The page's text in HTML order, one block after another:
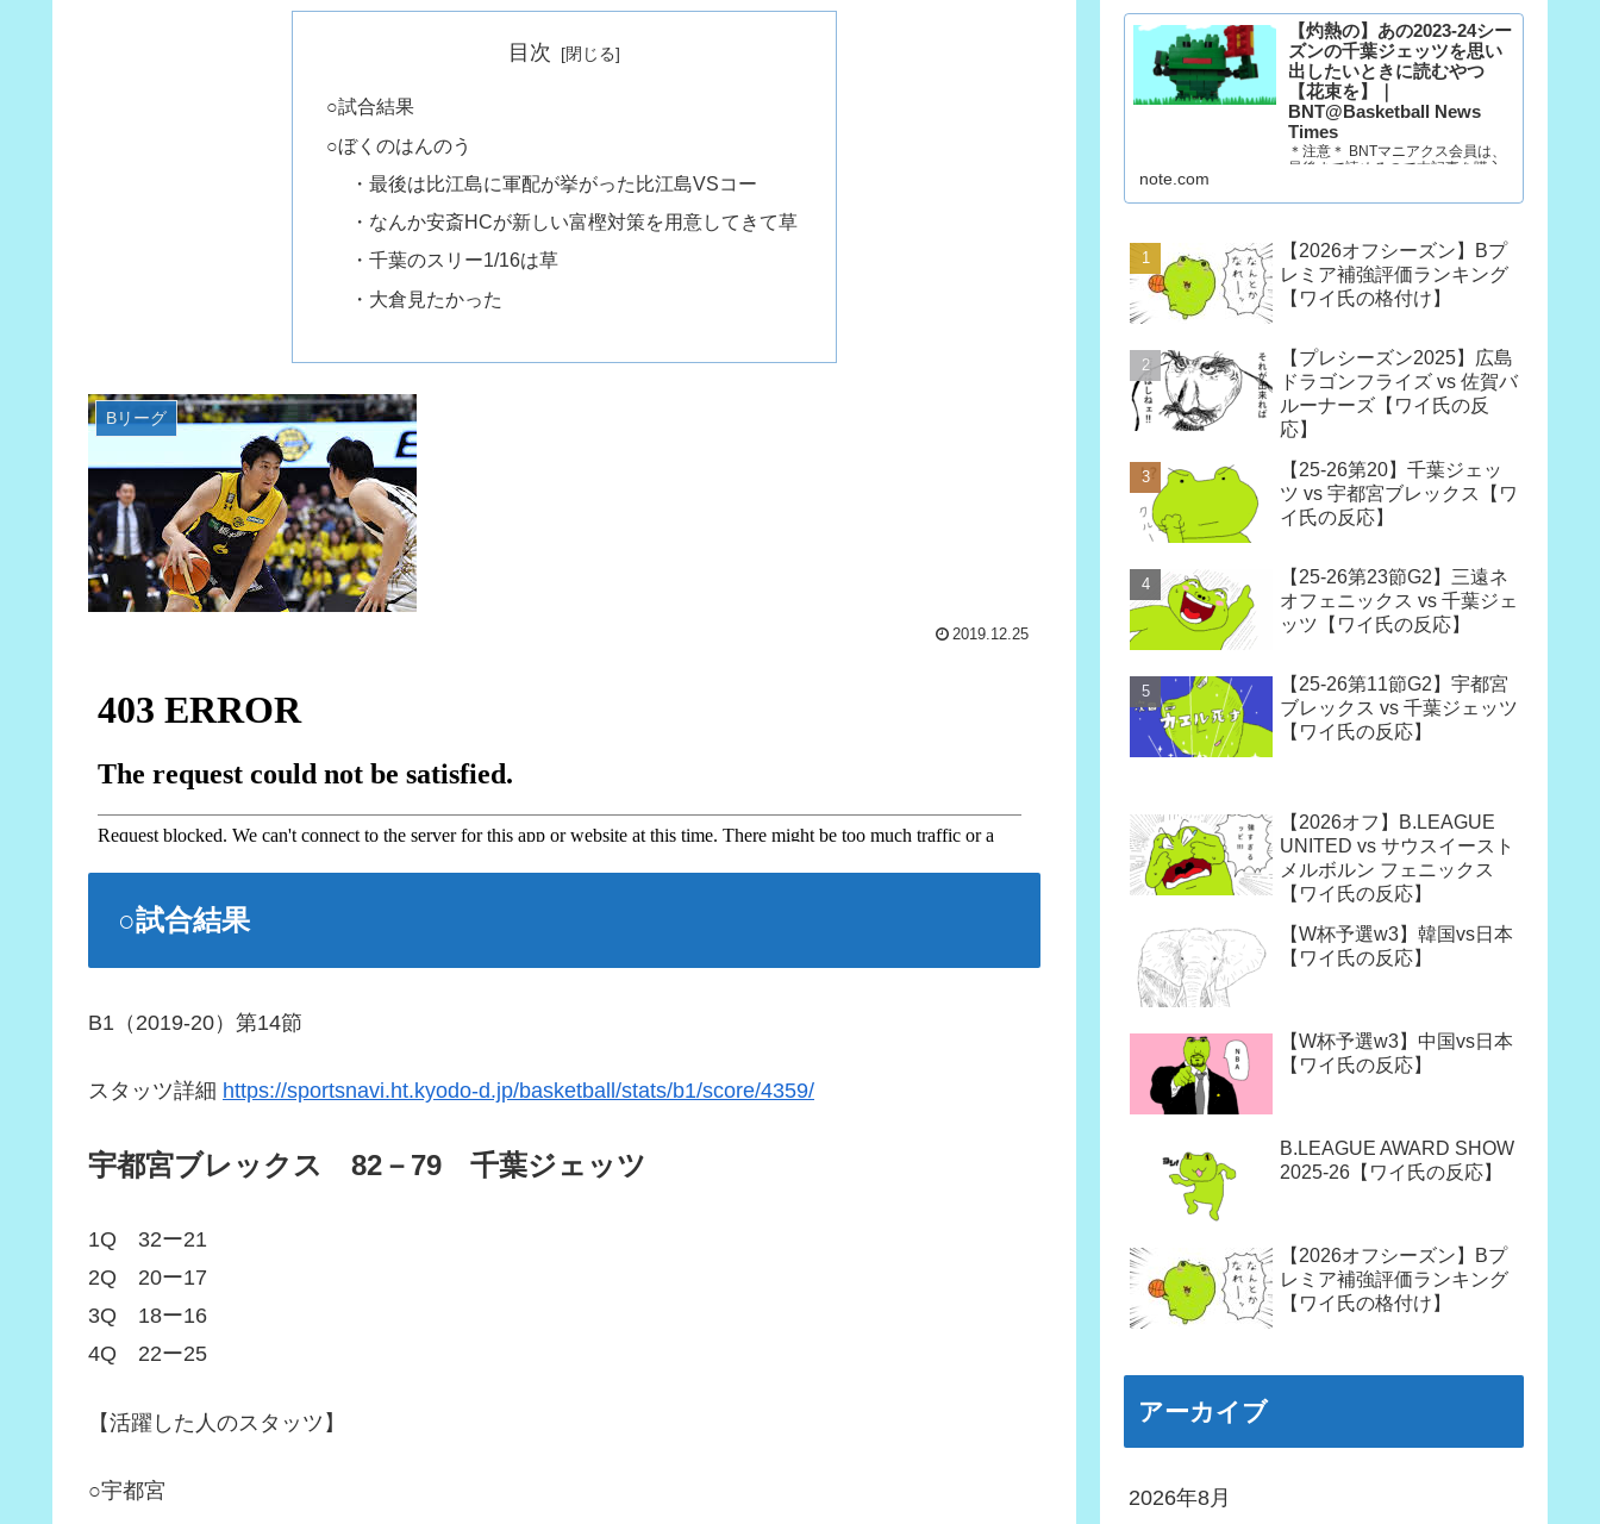
目次
○試合結果
○ぼくのはんのう
・最後は比江島に軍配が挙がった比江島VSコー
・なんか安斎HCが新しい富樫対策を用意してきて草
・千葉のスリー1/16は草
・大倉見たかった
Bリーグ
2019.12.25
○試合結果
B1（2019-20）第14節
スタッツ詳細 https://sportsnavi.ht.kyodo-d.jp/basketball/stats/b1/score/4359/
宇都宮ブレックス 82－79 千葉ジェッツ
1Q 32ー21
2Q 20ー17
3Q 18ー16
4Q 22ー25
【活躍した人のスタッツ】
○宇都宮
【灼熱の】あの2023-24シー
ズンの千葉ジェッツを思い
出したいときに読むやつ
【花束を】｜
BNT@Basketball News
Times
＊注意＊ BNTマニアクス会員は、
最後まで読めるので本記事を購入
ス会員以外の方で、「この記事だ
れば、今月だけマニアクス会員に
なった方が390円安いです。
（訳：石油王は3部買っていけ）
10年後も千葉…
note.com
【2026オフシーズン】Bプ
レミア補強評価ランキング
【ワイ氏の格付け】
【プレシーズン2025】広島
ドラゴンフライズ vs 佐賀バ
ルーナーズ【ワイ氏の反
応】
【25-26第20】千葉ジェッ
ツ vs 宇都宮ブレックス【ワ
イ氏の反応】
【25-26第23節G2】三遠ネ
オフェニックス vs 千葉ジェ
ッツ【ワイ氏の反応】
【25-26第11節G2】宇都宮
ブレックス vs 千葉ジェッツ
【ワイ氏の反応】
【2026オフ】B.LEAGUE
UNITED vs サウスイースト
メルボルン フェニックス
【ワイ氏の反応】
【W杯予選w3】韓国vs日本
【ワイ氏の反応】
【W杯予選w3】中国vs日本
【ワイ氏の反応】
B.LEAGUE AWARD SHOW
2025-26【ワイ氏の反応】
【2026オフシーズン】Bプ
レミア補強評価ランキング
【ワイ氏の格付け】
アーカイブ
2026年8月